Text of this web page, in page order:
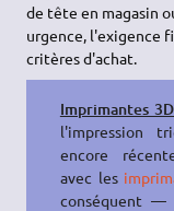
de tête en magasin
urgence, l'exigence
critères d'achat.
Imprimantes 3D
l'impression
encore
avec les
conséquent —